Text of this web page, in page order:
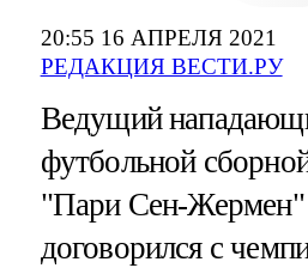
20:55 16 АПРЕЛЯ 2021
РЕДАКЦИЯ ВЕСТИ.РУ
Ведущий
футбольной
"Пари Сен-
договорился с